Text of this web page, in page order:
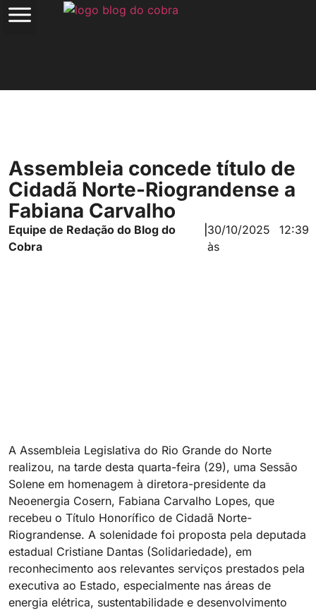
Assembleia concede título de
Cidadã Norte-Riograndense a
Fabiana Carvalho
Equipe de Redação do Blog do
Cobra
30/10/2025
às
12:39
A Assembleia Legislativa do Rio Grande do Norte
realizou, na tarde desta quarta-feira (29), uma Sessão
Solene em homenagem à diretora-presidente da
Neoenergia Cosern, Fabiana Carvalho Lopes, que
recebeu o Título Honorífico de Cidadã Norte-
Riograndense. A solenidade foi proposta pela deputada
estadual Cristiane Dantas (Solidariedade), em
reconhecimento aos relevantes serviços prestados pela
executiva ao Estado, especialmente nas áreas de
energia elétrica, sustentabilidade e desenvolvimento